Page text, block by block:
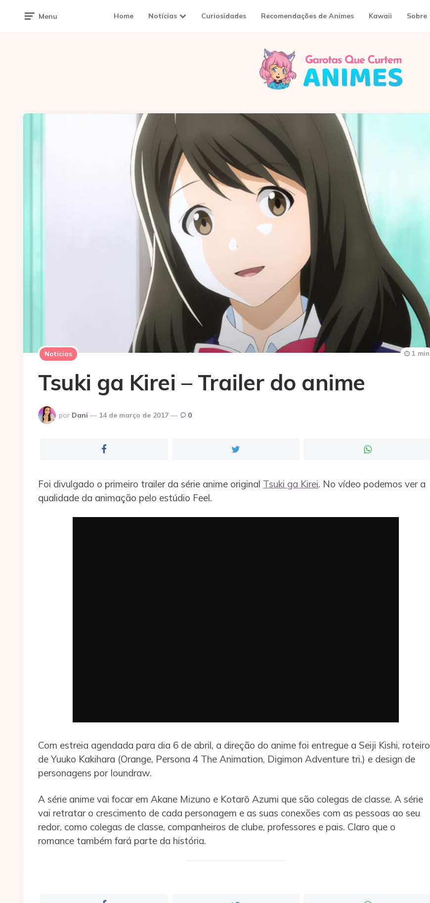
Menu Home Notícias Curiosidades Recomendações de Animes Kawaii Sobre
Notícias
Tsuki ga Kirei – Trailer do anime
Postado
por
por Dani 14 de março de 2017 0
1 min
Foi divulgado o primeiro trailer da série anime original Tsuki ga Kirei. No vídeo podemos ver a
qualidade da animação pelo estúdio Feel.
Com estreia agendada para dia 6 de abril, a direção do anime foi entregue a Seiji Kishi, roteiro
de Yuuko Kakihara (Orange, Persona 4 The Animation, Digimon Adventure tri.) e design de
personagens por Ioundraw.
A série anime vai focar em Akane Mizuno e Kotarō Azumi que são colegas de classe. A série
vai retratar o crescimento de cada personagem e as suas conexões com as pessoas ao seu
redor, como colegas de classe, companheiros de clube, professores e pais. Claro que o
romance também fará parte da história.